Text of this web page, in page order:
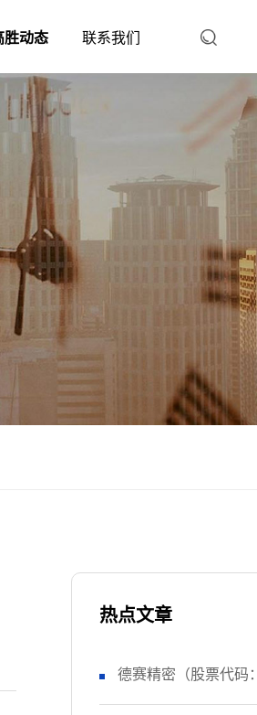
胜动态 联系我们
热点文章
德赛精密（股票代码：